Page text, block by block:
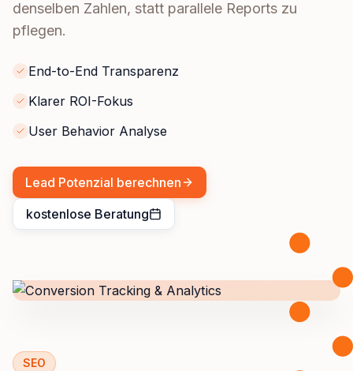
denselben Zahlen, statt parallele Reports zu
pflegen.
End-to-End Transparenz
Klarer ROI-Fokus
User Behavior Analyse
Lead Potenzial berechnen
kostenlose Beratung
SEO